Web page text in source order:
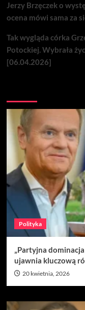
Jerzy Brzęczek o
ocena mówi sama za
Tak wygląda córka
Potockiej. Wybrała
[06.04.2026]
Polityka
„Partyjna
ujawnia kluczową
20 kwietnia, 2026